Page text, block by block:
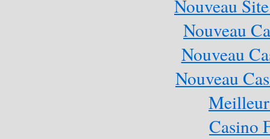
Nouveau
Nouveau
Nouveau
Nouveau
Casino